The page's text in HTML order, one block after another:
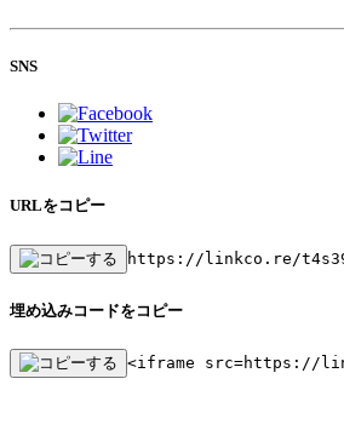
SNS
URLをコピー
https://linkco.re/
埋め込みコードをコピー
<iframe src=https://